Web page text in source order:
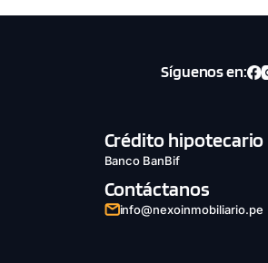
Síguenos en:
Crédito hipotecario
Banco BanBif
Contáctanos
info@nexoinmobiliario.pe